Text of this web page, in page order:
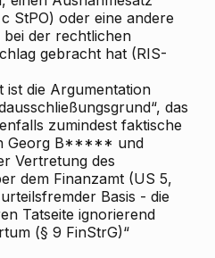
StPO) oder eine andere
der rechtlichen
gebracht hat (RIS-
ist die Argumentation
das
zumindest faktische
Georg B***** und
Vertretung des
dem Finanzamt (US 5,
Basis - die
Tatseite ignorierend
(§ 9 FinStrG)“